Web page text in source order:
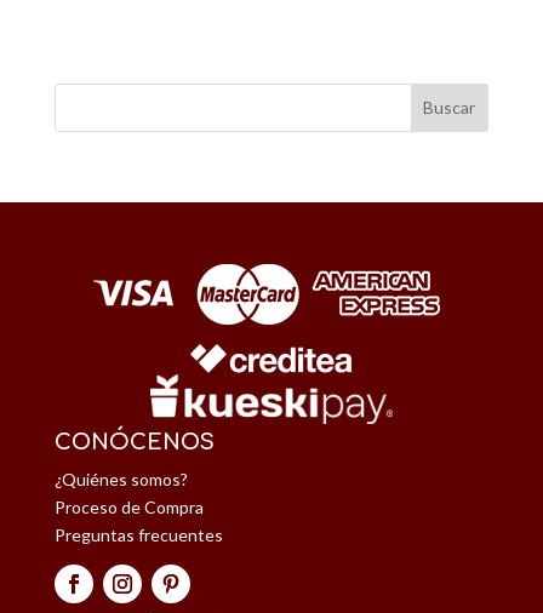
CONÓCENOS
¿Quiénes somos?
Proceso de Compra
Preguntas frecuentes